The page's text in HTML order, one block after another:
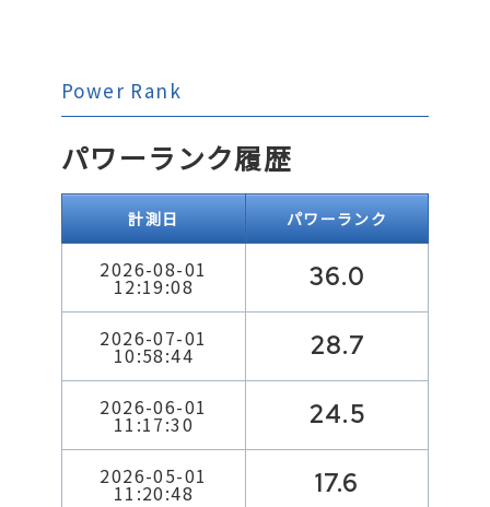
Power Rank
パワーランク履歴
計測日 パワーランク
2026-08-01
12:19:08 36.0
2026-07-01
10:58:44 28.7
2026-06-01
11:17:30 24.5
2026-05-01
11:20:48 17.6